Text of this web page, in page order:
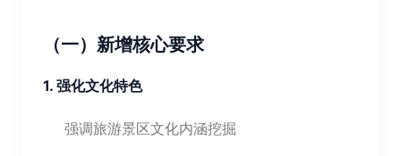
（一）新增核心要求
1. 强化文化特色
强调旅游景区文化内涵挖掘